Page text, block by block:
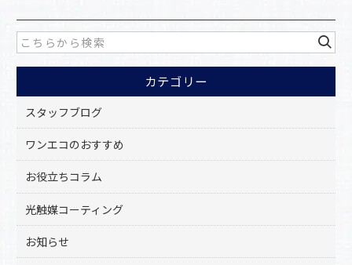
e
b
o
o
k
カテゴリー
スタッフブログ
ワンエコのおすすめ
お役立ちコラム
光触媒コーティング
お知らせ